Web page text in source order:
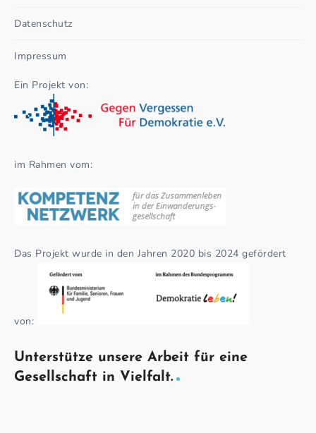
Datenschutz
Impressum
Ein Projekt von:
im Rahmen vom:
Das Projekt wurde in den Jahren 2020 bis 2024 gefördert
von:
Unterstütze unsere Arbeit für eine
Gesellschaft in Vielfalt.